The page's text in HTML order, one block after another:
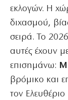
εκλογών. Η
διχασμού,
σειρά. Το 2026
αυτές έχουν
επισημάνω:
βρόμικο και
τον Ελευθέριο